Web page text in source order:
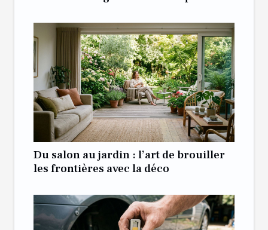
Du salon au jardin : l’art de brouiller
les frontières avec la déco